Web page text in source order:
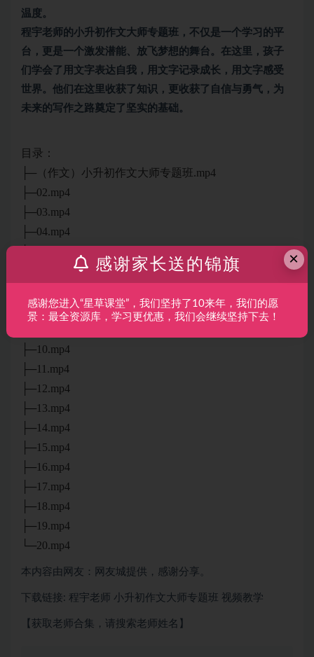
温度。
程宇老师的小升初作文大师专题班，不仅是一个学习的平
台，更是一个激发潜能、放飞梦想的舞台。在这里，孩子
们学会了用文字表达自我，用文字记录成长，用文字感受
世界。他们在这里收获了知识，更收获了自信与勇气，为
未来的写作之路奠定了坚实的基础。
目录：
├─（作文）小升初作文大师专题班.mp4
├─02.mp4
├─03.mp4
├─04.mp4
├─08.mp4
├─10.mp4
├─11.mp4
├─12.mp4
├─13.mp4
├─14.mp4
├─15.mp4
├─16.mp4
├─17.mp4
├─18.mp4
├─19.mp4
└─20.mp4
本内容由网友：网友城提供，感谢分享。
下载链接: 程宇老师 小升初作文大师专题班 视频教学
【获取老师合集，请搜索老师姓名】
×
感谢家长送的锦旗
感谢您进入“星草课堂”，我们坚持了10来年，我们的愿
景：最全资源库，学习更优惠，我们会继续坚持下去！